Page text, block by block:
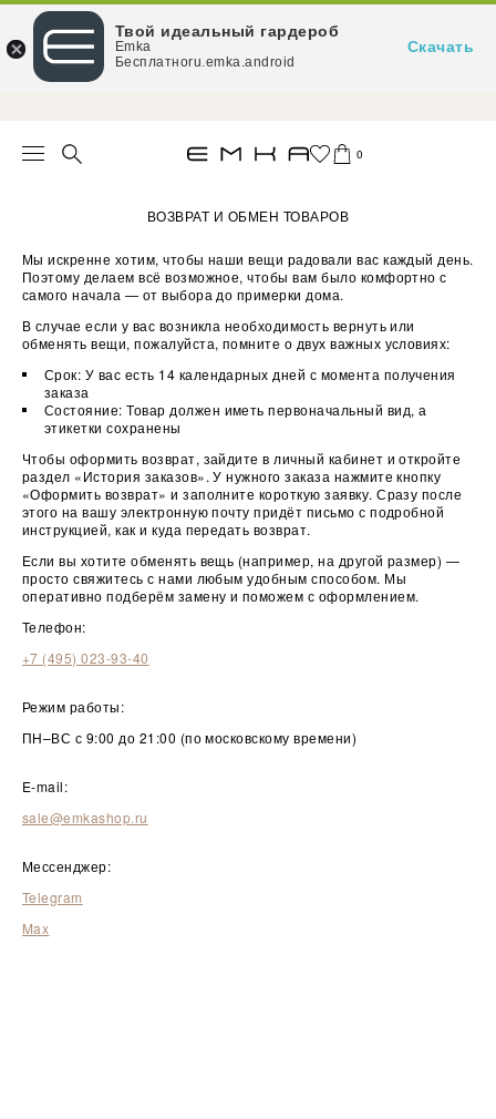
При заказе от 15 000 ₽ — доставка за наш счёт
0
ВОЗВРАТ И ОБМЕН ТОВАРОВ
Мы искренне хотим, чтобы наши вещи радовали вас каждый день.
Поэтому делаем всё возможное, чтобы вам было комфортно с
самого начала — от выбора до примерки дома.
В случае если у вас возникла необходимость вернуть или
обменять вещи, пожалуйста, помните о двух важных условиях:
Срок: У вас есть 14 календарных дней с момента получения
заказа
Состояние: Товар должен иметь первоначальный вид, а
этикетки сохранены
Чтобы оформить возврат, зайдите в личный кабинет и откройте
раздел «История заказов». У нужного заказа нажмите кнопку
«Оформить возврат» и заполните короткую заявку. Сразу после
этого на вашу электронную почту придёт письмо с подробной
инструкцией, как и куда передать возврат.
Если вы хотите обменять вещь (например, на другой размер) —
просто свяжитесь с нами любым удобным способом. Мы
оперативно подберём замену и поможем с оформлением.
Телефон:
+7 (495) 023-93-40
Режим работы:
ПН–ВС с 9:00 до 21:00 (по московскому времени)
E-mail:
sale@emkashop.ru
Мессенджер:
Telegram
Max
Твой идеальный гардероб
Emka
Бесплатноru.emka.android
Скачать